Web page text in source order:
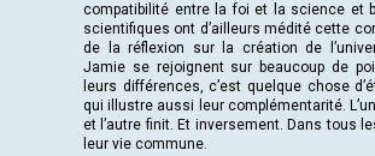
compatibilité entre la foi et la science et
scientifiques ont d’ailleurs médité cette
de la réflexion sur la création de
Jamie se rejoignent sur beaucoup de
leurs différences, c’est quelque chose
qui illustre aussi leur complémentarité.
et l’autre finit. Et inversement. Dans tous
leur vie commune.